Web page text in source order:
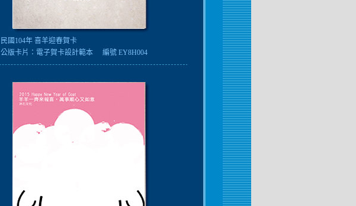
民國104年 喜羊迎春賀卡
公版卡片： 電子賀卡設計範本 編號 EY8H004